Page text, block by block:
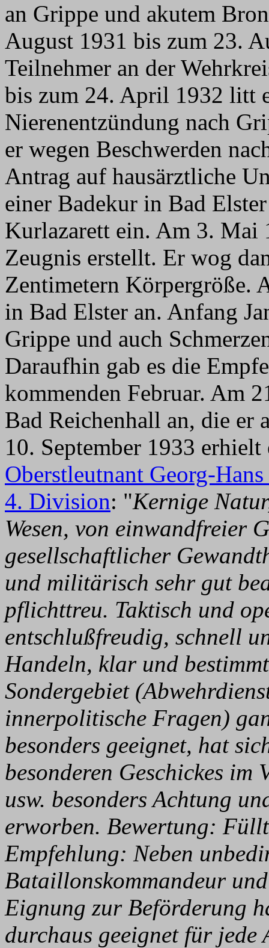
an Grippe und akutem
August 1931 bis zum 23.
Teilnehmer an der
bis zum 24. April 1932 litt
Nierenentzündung nach
er wegen Beschwerden
Antrag auf hausärztliche
einer Badekur in Bad
Kurlazarett ein. Am 3. Mai
Zeugnis erstellt. Er wog
Zentimetern Körpergröße.
in Bad Elster an. Anfang
Grippe und auch
Daraufhin gab es die
kommenden Februar. Am
Bad Reichenhall an, die er
10. September 1933
Oberstleutnant Georg-
4. Division: "Kernige
Wesen, von einwandfreier
gesellschaftlicher
und militärisch sehr gut
pflichttreu. Taktisch und
entschlußfreudig, schnell
Handeln, klar und
Sondergebiet
innerpolitische Fragen)
besonders geeignet, hat
besonderen Geschickes im
usw. besonders Achtung
erworben. Bewertung:
Empfehlung: Neben
Bataillonskommandeur
Eignung zur Beförderung
durchaus geeignet für jede